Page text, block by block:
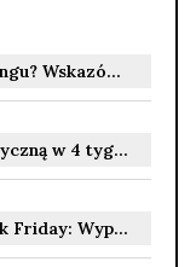
Jak uniknąć kontuzji podczas treningu? Wskazówki bezpiecznego ćwiczenia
Jak zwiększyć swoją wydolność fizyczną w 4 tygodnie
Internetowy Sklep Jeździecki Black Friday: Wyprzedaż w internetowym sklepie jeździeckim